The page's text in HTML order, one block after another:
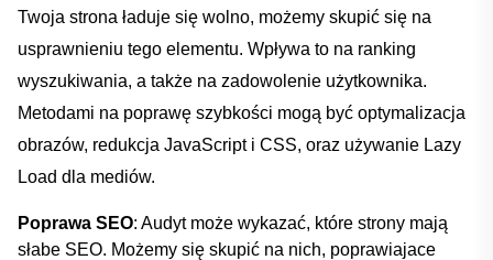
Twoja strona ładuje się wolno, możemy skupić się na
usprawnieniu tego ⁤elementu. Wpływa to na ⁣ranking
wyszukiwania, a także na zadowolenie użytkownika.
Metodami na poprawę szybkości mogą⁢ być optymalizacja
obrazów, redukcja​ JavaScript i CSS, oraz używanie⁣ Lazy
Load dla mediów.
Poprawa SEO: Audyt ⁤może wykazać, które strony mają
słabe SEO. ‍Możemy się skupić na‌ nich, poprawiajace